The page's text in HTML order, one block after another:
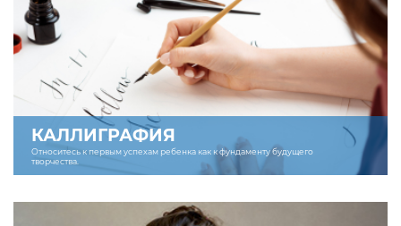
КАЛЛИГРАФИЯ
Относитесь к первым успехам ребенка как к фундаменту будущего
творчества.